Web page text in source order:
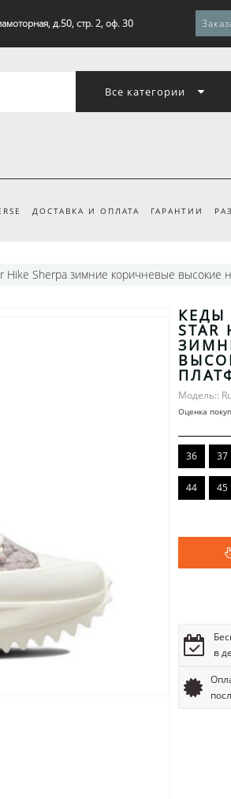
д.50, стр. 2, оф. 30
Все категории
ДОСТАВКА И ОПЛАТА ГАРАНТИИ
Hike Sherpa зимние коричневые высокие
КЕДЫ
STAR
Модель::
Оценка
36 37
44 45
в